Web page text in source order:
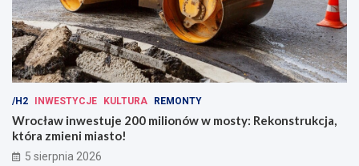
/H2 INWESTYCJE KULTURA REMONTY
Wrocław inwestuje 200 milionów w mosty: Rekonstrukcja,
która zmieni miasto!
5 sierpnia 2026